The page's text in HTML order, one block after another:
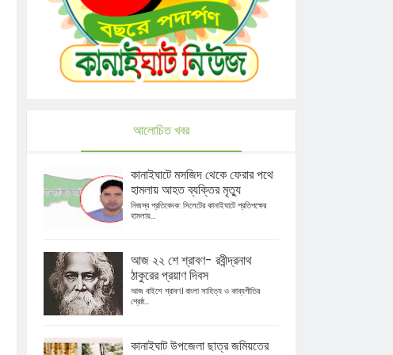
আলোচিত খবর
কানাইঘাটে মসজিদ থেকে ফেরার পথে
হামলায় আহত ব্যক্তির মৃত্যু
নিজস্ব প্রতিবেদক: সিলেটের কানাইঘাটে প্রতিপক্ষের
হামলায়...
আজ ২২ শে শ্রাবণ- রবীন্দ্রনাথ
ঠাকুরের প্রয়াণ দিবস
আজ বাইশে শ্রাবণ। বাংলা সাহিত্য ও কাব্যগীতির
শ্রেষ্ঠ...
কানাইঘাট উপজেলা ছাত্র জমিয়তের